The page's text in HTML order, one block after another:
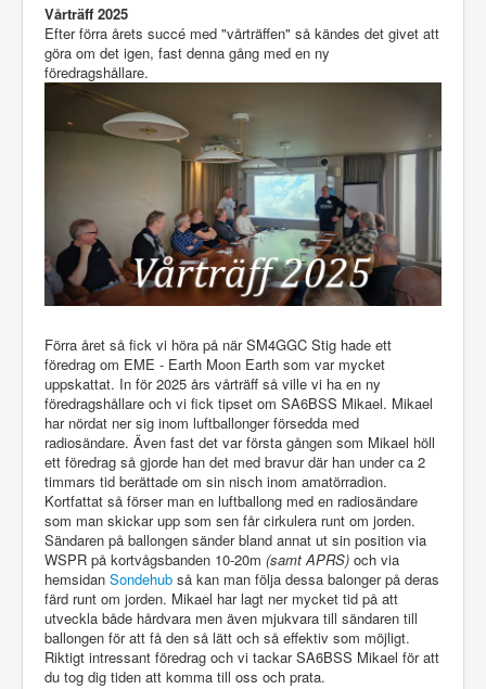
Vårträff 2025
Efter förra årets succé med "vårträffen" så kändes det givet att
göra om det igen, fast denna gång med en ny
föredragshållare.
Förra året så fick vi höra på när SM4GGC Stig hade ett
föredrag om EME - Earth Moon Earth som var mycket
uppskattat. In för 2025 års vårträff så ville vi ha en ny
föredragshållare och vi fick tipset om SA6BSS Mikael. Mikael
har nördat ner sig inom luftballonger försedda med
radiosändare. Även fast det var första gången som Mikael höll
ett föredrag så gjorde han det med bravur där han under ca 2
timmars tid berättade om sin nisch inom amatörradion.
Kortfattat så förser man en luftballong med en radiosändare
som man skickar upp som sen får cirkulera runt om jorden.
Sändaren på ballongen sänder bland annat ut sin position via
WSPR på kortvågsbanden 10-20m (samt APRS) och via
hemsidan Sondehub så kan man följa dessa balonger på deras
färd runt om jorden. Mikael har lagt ner mycket tid på att
utveckla både hårdvara men även mjukvara till sändaren till
ballongen för att få den så lätt och så effektiv som möjligt.
Riktigt intressant föredrag och vi tackar SA6BSS Mikael för att
du tog dig tiden att komma till oss och prata.